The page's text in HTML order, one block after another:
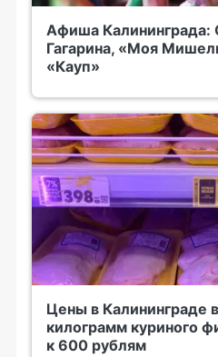
Афиша Калининграда:
Гагарина, «Моя
«Кауп»
Цены в Калининграде
килограмм куриного
к 600 рублям